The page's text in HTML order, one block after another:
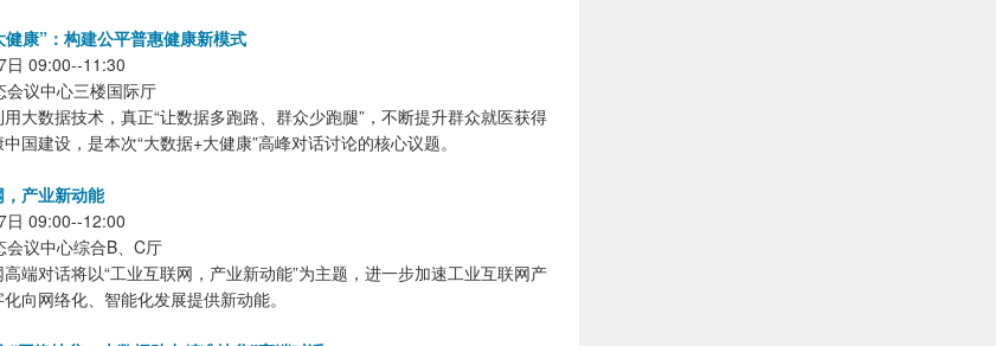
康”：构建公平普惠健康新模式
09:00--11:30
议中心三楼国际厅
大数据技术，真正“让数据多跑路、群众少跑腿”，不断提升群众就医获得
国建设，是本次“大数据+大健康”高峰对话讨论的核心议题。
产业新动能
09:00--12:00
议中心综合B、C厅
端对话将以“工业互联网，产业新动能”为主题，进一步加速工业互联网产
向网络化、智能化发展提供新动能。